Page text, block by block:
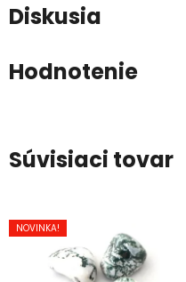
Diskusia
Hodnotenie
Súvisiaci tovar
NOVINKA!